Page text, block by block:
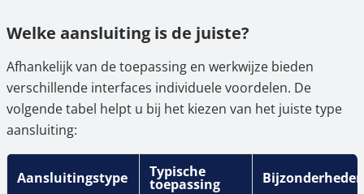
Welke aansluiting is de juiste?
Afhankelijk van de toepassing en werkwijze bieden
verschillende interfaces individuele voordelen. De
volgende tabel helpt u bij het kiezen van het juiste type
aansluiting:
Aansluitingstype Typische
toepassing Bijzonderheden